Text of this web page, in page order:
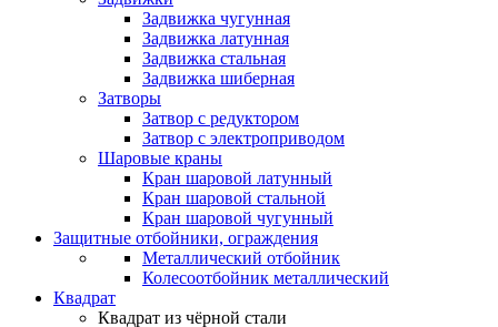
Задвижка чугунная
Задвижка латунная
Задвижка стальная
Задвижка шиберная
Затворы
Затвор с редуктором
Затвор с электроприводом
Шаровые краны
Кран шаровой латунный
Кран шаровой стальной
Кран шаровой чугунный
Защитные отбойники, ограждения
Металлический отбойник
Колесоотбойник металлический
Квадрат
Квадрат из чёрной стали